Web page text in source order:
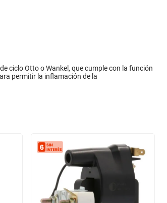
ciclo Otto o Wankel, que cumple con la función
permitir la inflamación de la